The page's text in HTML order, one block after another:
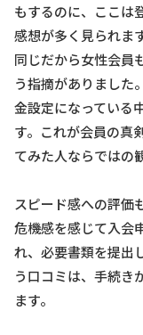
もするのに、ここは
感想が多く見られま
同じだから女性会員
う指摘がありました
金設定になっている
す。これが会員の真
てみた人ならではの
スピード感への評価
危機感を感じて入会
れ、必要書類を提出
う口コミは、手続き
ます。